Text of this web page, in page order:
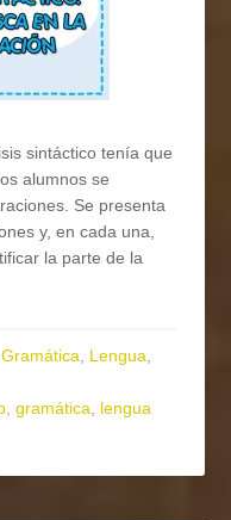
sintáctico tenía que
alumnos se
Se presenta
y, en cada una,
la parte de la
Gramática, Lengua,
,gramática, lengua